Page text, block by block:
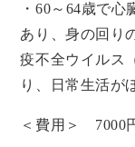
・60～64歳で
あり、身の回り
疫不全ウイルス
り、日常生活が
＜費用＞ 7000